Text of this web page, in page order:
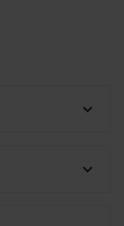

